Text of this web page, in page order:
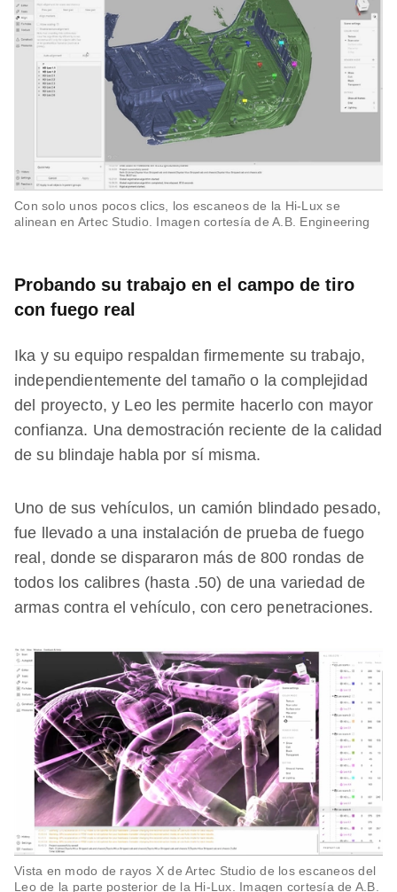
Con solo unos pocos clics, los escaneos de la Hi-Lux se
alinean en Artec Studio. Imagen cortesía de A.B. Engineering
Probando su trabajo en el campo de tiro
con fuego real
Ika y su equipo respaldan firmemente su trabajo,
independientemente del tamaño o la complejidad
del proyecto, y Leo les permite hacerlo con mayor
confianza. Una demostración reciente de la calidad
de su blindaje habla por sí misma.
Uno de sus vehículos, un camión blindado pesado,
fue llevado a una instalación de prueba de fuego
real, donde se dispararon más de 800 rondas de
todos los calibres (hasta .50) de una variedad de
armas contra el vehículo, con cero penetraciones.
Vista en modo de rayos X de Artec Studio de los escaneos del
Leo de la parte posterior de la Hi-Lux. Imagen cortesía de A.B.